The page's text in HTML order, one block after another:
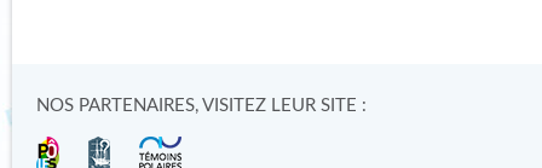
NOS PARTENAIRES, VISITEZ LEUR SITE :